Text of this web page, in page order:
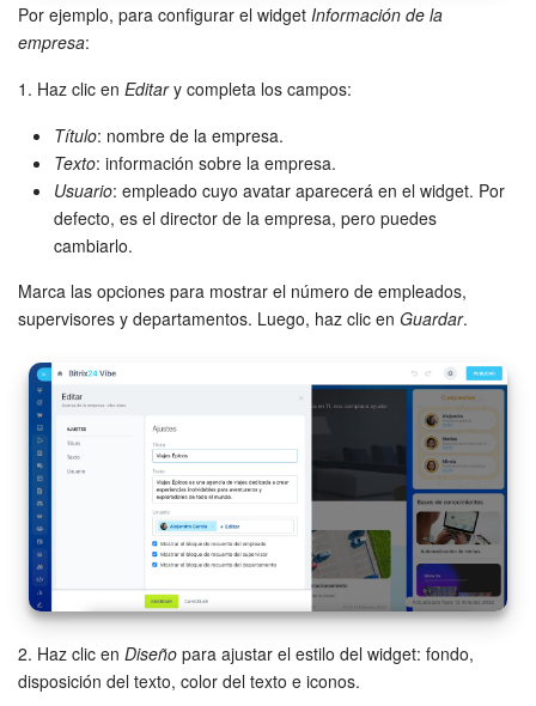
Por ejemplo, para configurar el widget Información de la
empresa:
1. Haz clic en Editary completa los campos:
Título: nombre de la empresa.
Texto: información sobre la empresa.
Usuario: empleado cuyo avatar aparecerá en el widget. Por
defecto, es el director de la empresa, pero puedes
cambiarlo.
Marca las opciones para mostrar el número de empleados,
supervisores y departamentos. Luego, haz clic en Guardar.
2. Haz clic en Diseño para ajustar el estilo del widget: fondo,
disposición del texto, color del texto e iconos.